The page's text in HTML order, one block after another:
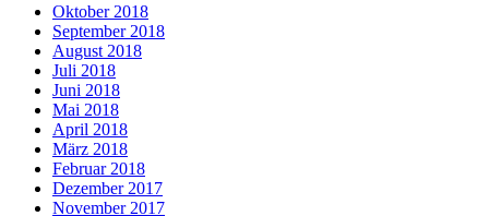
Oktober 2018
September 2018
August 2018
Juli 2018
Juni 2018
Mai 2018
April 2018
März 2018
Februar 2018
Dezember 2017
November 2017